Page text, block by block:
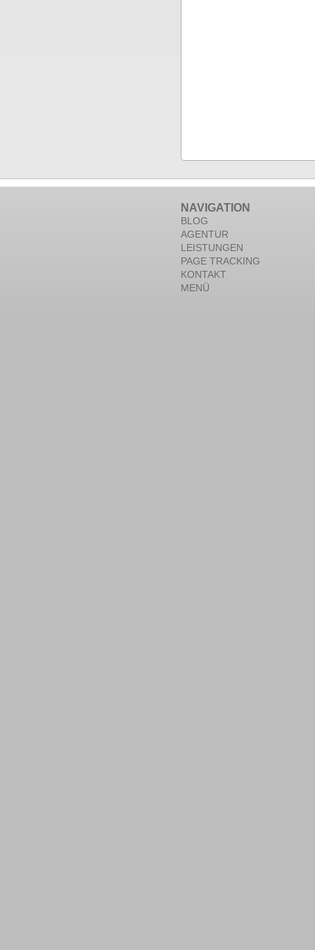
NAVIGATION
BLOG
AGENTUR
LEISTUNGEN
PAGE TRACKING
KONTAKT
MENÜ